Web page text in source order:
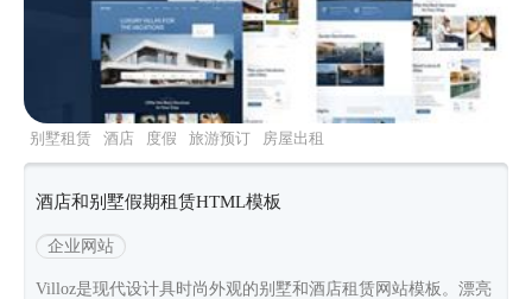
别墅租赁 酒店 度假 旅游预订 房屋出租
酒店和别墅假期租赁HTML模板
企业网站
Villoz是现代设计具时尚外观的别墅和酒店租赁网站模板。漂亮